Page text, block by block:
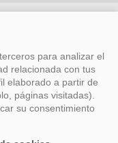
Europeo de Desarrollo
de las pymes
tecnológico, la
ciberespacio. Gracias a
un Plan de Acción